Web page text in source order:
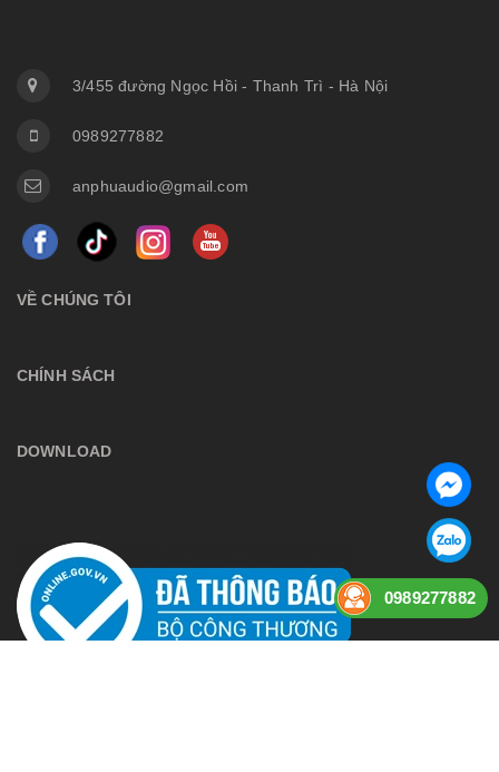
3/455 đường Ngọc Hồi - Thanh Trì - Hà Nội
0989277882
anphuaudio@gmail.com
VỀ CHÚNG TÔI
CHÍNH SÁCH
DOWNLOAD
0989277882